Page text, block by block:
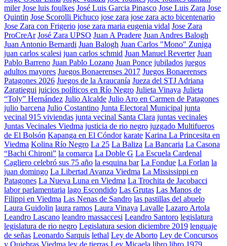
miler Jose luis foulkes José Luis Garcia Pinasco Jose Luis Zara Jose
Quintin Jose Scorolli Pichuco jose zara jose zara acto bicentenario
Jose Zara con Frigerio jose zara maria eugenia vidal Jose Zara
ProCreAr José Zara UPSO Juan A Pradere Juan Andres Balogh
Juan Antonio Bernardi Juan Balogh Juan Carlos "Mono" Zuniga
juan carlos scalesi juan carlos schmid Juan Manuel Reverter Juan
Pablo Barreno Juan Pablo Lozano Juan Ponce jubilados juegos
adultos mayores Juegos Bonaerenses 2017 Juegos Bonaerenses
Patagones 2026 Juegos de la Araucanía Jueza del STJ Adriana
Zaratiegui juicios políticos en Río Negro Julieta Vinaya Julieta
“Toly” Hernández Julio Alcalde Julio Aro en Carmen de Patagones
julio barcena Julio Costantino Junta Electoral Municipal junta
vecinal 915 viviendas junta vecinal Santa Clara juntas vecinales
Juntas Vecinales Viedma justicia de rio negro juzgado Multifueros
de El Bolsón Kapanga en El Cóndor karate Karina La Princesita en
Viedma Kolina Río Negro La 25 La Baliza La Bancaria La Casona
“Bachi Chironi” la comarca La Doble G La Escuela Cardenal
Cagliero celebró sus 75 año la esquina bar La Fondue La Forlan la
juan domingo La Libertad Avanza Viedma La Mississippi en
Patagones La Nueva Luna en Viedma La Trochita de Jacobacci
labor parlamentaria lago Escondido Las Grutas Las Manos de
Filippi en Viedma Las Nenas de Sandro las pastillas del abuelo
Laura Guidolin laura ramos Laura Vinaya Lavalle Lazaro Artola
Leandro Lascano leandro massaccesi Leandro Santoro legislatura
legislatura de rio negro Legislatura sesion diciembre 2019 lenguaje
de señas Leonardo Sarquis lethal Ley de Aborto Ley de Concursos
y Quiebras Viedma ley de tierras Ley Micaela libro libro 1979